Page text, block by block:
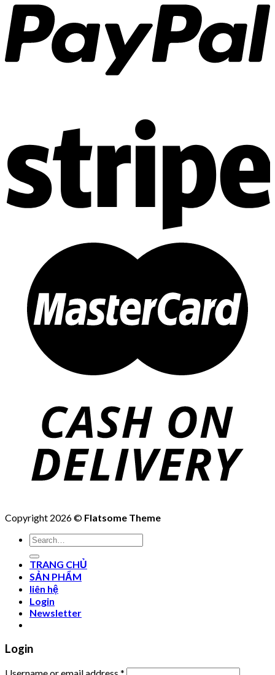
Copyright 2026 © Flatsome Theme
Search
for:
TRANG CHỦ
SẢN PHẨM
liên hệ
Login
Newsletter
Login